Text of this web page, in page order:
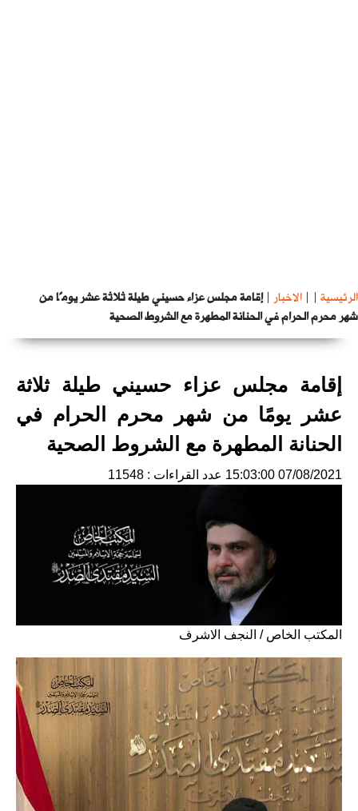
الرئيسية |
| الاخبار |إقامة مجلس عزاء حسيني طيلة ثلاثة عشر يومًا من
شهر محرم الحرام في الحنانة المطهرة مع الشروط الصحية
إقامة مجلس عزاء حسيني طيلة ثلاثة
عشر يومًا من شهر محرم الحرام في
الحنانة المطهرة مع الشروط الصحية
07/08/2021 15:03:00 عدد القراءات : 11548
المكتب الخاص / النجف الاشرف